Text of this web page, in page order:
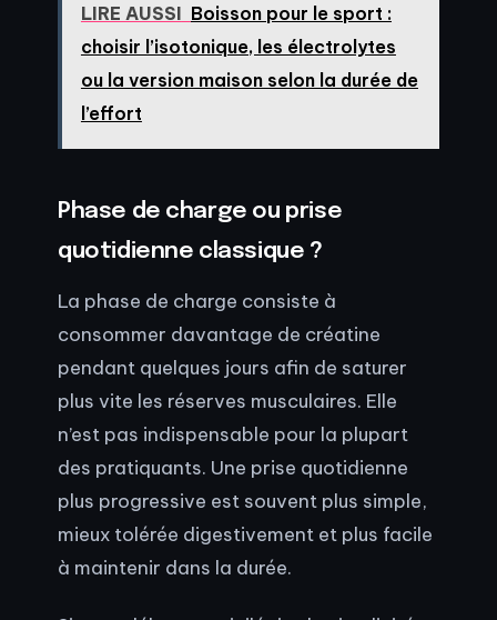
LIRE AUSSI Boisson pour le sport :
choisir l’isotonique, les électrolytes
ou la version maison selon la durée de
l’effort
Phase de charge ou prise
quotidienne classique ?
La phase de charge consiste à
consommer davantage de créatine
pendant quelques jours afin de saturer
plus vite les réserves musculaires. Elle
n’est pas indispensable pour la plupart
des pratiquants. Une prise quotidienne
plus progressive est souvent plus simple,
mieux tolérée digestivement et plus facile
à maintenir dans la durée.